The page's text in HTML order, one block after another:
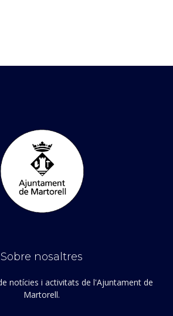
Sobre nosaltres
notícies i activitats de l'Ajuntament de
Martorell.